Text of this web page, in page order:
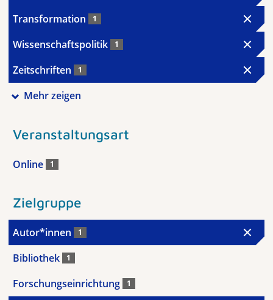
Transformation 1
Wissenschaftspolitik 1
Zeitschriften 1
Mehr zeigen
Veranstaltungsart
Online 1
Zielgruppe
Autor*innen 1
Bibliothek 1
Forschungseinrichtung 1